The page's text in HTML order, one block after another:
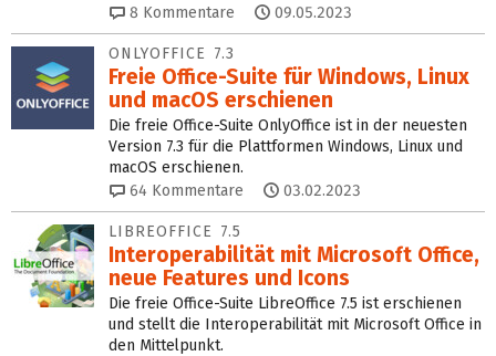
8 Kommentare 09.05.2023
ONLYOFFICE 7.3
Freie Office-Suite für Windows, Linux
und macOS erschienen
Die freie Office-Suite OnlyOffice ist in der neuesten
Version 7.3 für die Plattformen Windows, Linux und
macOS erschienen.
64 Kommentare 03.02.2023
LIBREOFFICE 7.5
Interoperabilität mit Microsoft Office,
neue Features und Icons
Die freie Office-Suite LibreOffice 7.5 ist erschienen
und stellt die Interoperabilität mit Microsoft Office in
den Mittelpunkt.